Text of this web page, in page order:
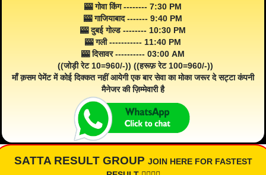
🎰 गोवा किंग -------- 7:30 PM
🎰 गाजियाबाद ------- 9:40 PM
🎰 दुबई गोल्ड -------- 10:30 PM
🎰 गली ----------- 11:40 PM
🎰 दिसावर ---------- 03:00 AM
((जोड़ी रेट 10=960/-)) ((हरूफ़ रेट 100=960/-))
माँ क़सम पेमेंट में कोई दिक्कत नहीं आयेगी एक बार सेवा का मोका जरूर दे सट्टा कंपनी
मैनेजर की ज़िम्मेवारी है
SATTA RESULT GROUP JOIN HERE FOR FASTEST